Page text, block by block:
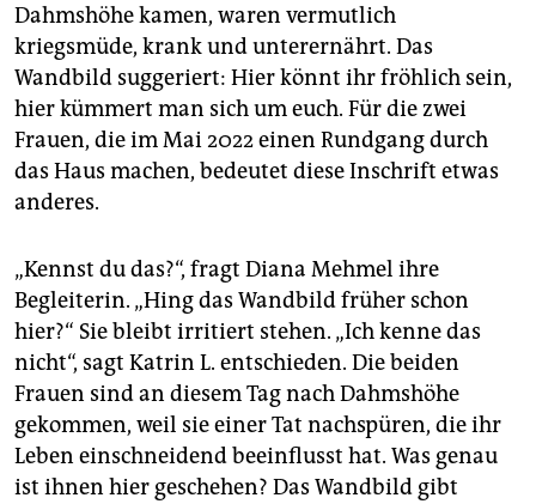
Dahmshöhe kamen, waren vermutlich
kriegsmüde, krank und unterernährt. Das
Wandbild suggeriert: Hier könnt ihr fröhlich sein,
hier kümmert man sich um euch. Für die zwei
Frauen, die im Mai 2022 einen Rundgang durch
das Haus machen, bedeutet diese Inschrift etwas
anderes.
„Kennst du das?“, fragt Diana Mehmel ihre
Begleiterin. „Hing das Wandbild früher schon
hier?“ Sie bleibt irritiert stehen. „Ich kenne das
nicht“, sagt Katrin L. entschieden. Die beiden
Frauen sind an diesem Tag nach Dahmshöhe
gekommen, weil sie einer Tat nachspüren, die ihr
Leben einschneidend beeinflusst hat. Was genau
ist ihnen hier geschehen? Das Wandbild gibt